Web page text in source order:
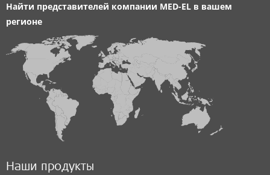
Найти представителей компании MED-EL в вашем
регионе
Наши продукты